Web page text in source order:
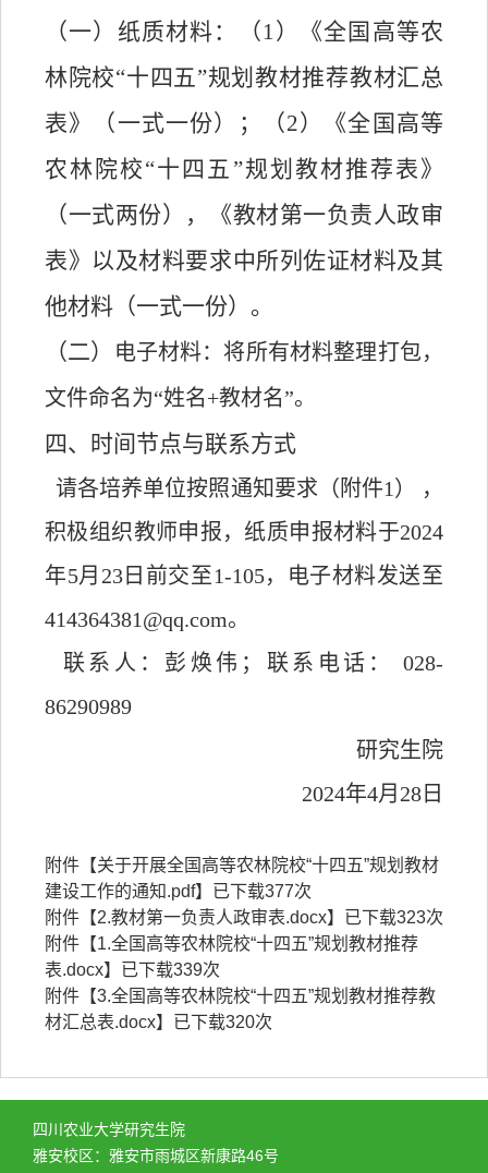
（一）纸质材料：（ 1）《全国高等农
林院校“十四五”规划教材推荐教材汇总
表》（一式一份）；（2）《全国高等
农林院校“十四五 ”规划教材推荐表》
（一式两份），《教材第一负责人政审
表》以及材料要求中所列佐证材料及其
他材料（一式一份）。
（二）
电子材料：将所有材料整理打包，
文件命名为“姓名+教材名”。
四、时间节点与联系方式
请各培养单位按照通知要求（附件1） ，
积极组织教师申报，纸质申报材料于2024
年5月23日前交至1-105，电子材料发送至
414364381@qq.com。
联系人：彭焕伟；联系电话： 028-
86290989
研究生院
2024年4月28日
附件【关于开展全国高等农林院校“十四五”规划教材
建设工作的通知.pdf】已下载377次
附件【2.教材第一负责人政审表.docx】已下载323次
附件【1.全国高等农林院校“十四五”规划教材推荐
表.docx】已下载339次
附件【3.全国高等农林院校“十四五”规划教材推荐教
材汇总表.docx】已下载320次
四川农业大学研究生院
雅安校区：雅安市雨城区新康路46号